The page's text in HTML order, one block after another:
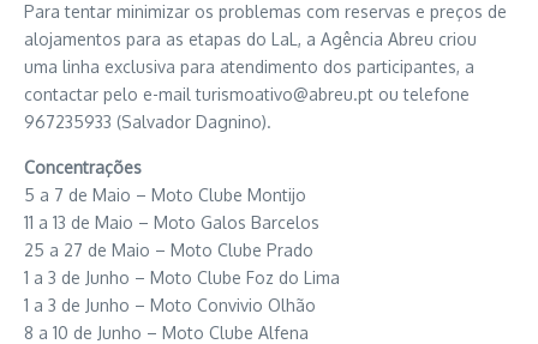
Para tentar minimizar os problemas com reservas e preços de
alojamentos para as etapas do LaL, a Agência Abreu criou
uma linha exclusiva para atendimento dos participantes, a
contactar pelo e-mailturismoativo@abreu.pt ou telefone
967235933 (Salvador Dagnino).
Concentrações
5 a 7 de Maio – Moto Clube Montijo
11 a 13 de Maio – Moto Galos Barcelos
25 a 27 de Maio – Moto Clube Prado
1 a 3 de Junho – Moto Clube Foz do Lima
1 a 3 de Junho – Moto Convivio Olhão
8 a 10 de Junho – Moto Clube Alfena